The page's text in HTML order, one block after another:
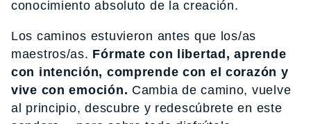
conocimiento absoluto de la creación.
Los caminos estuvieron antes que los/as
maestros/as. Fórmate con libertad, aprende
con intención, comprende con el corazón y
vive con emoción. Cambia de camino, vuelve
al principio, descubre y redescúbrete en este